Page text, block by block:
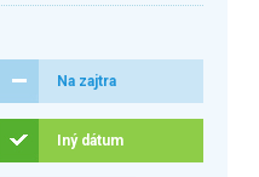
Na zajtra
Iný dátum